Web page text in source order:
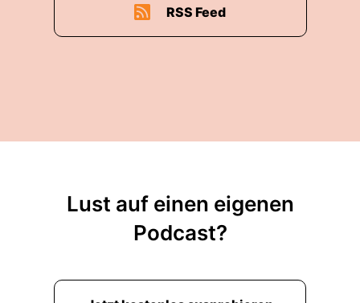
RSS Feed
Lust auf einen eigenen
Podcast?